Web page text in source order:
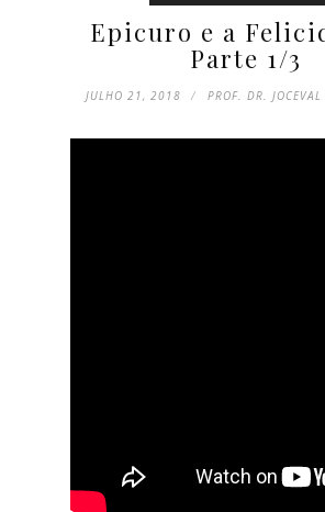
Epicuro e a
Parte 1/3
JULHO 21, 2018 PROF. DR. JOCEVAL